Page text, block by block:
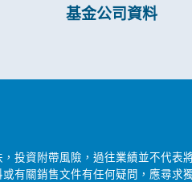
基金公司資料
投資附帶風險，過往業績並不代表
有關銷售文件有任何疑問，應尋求